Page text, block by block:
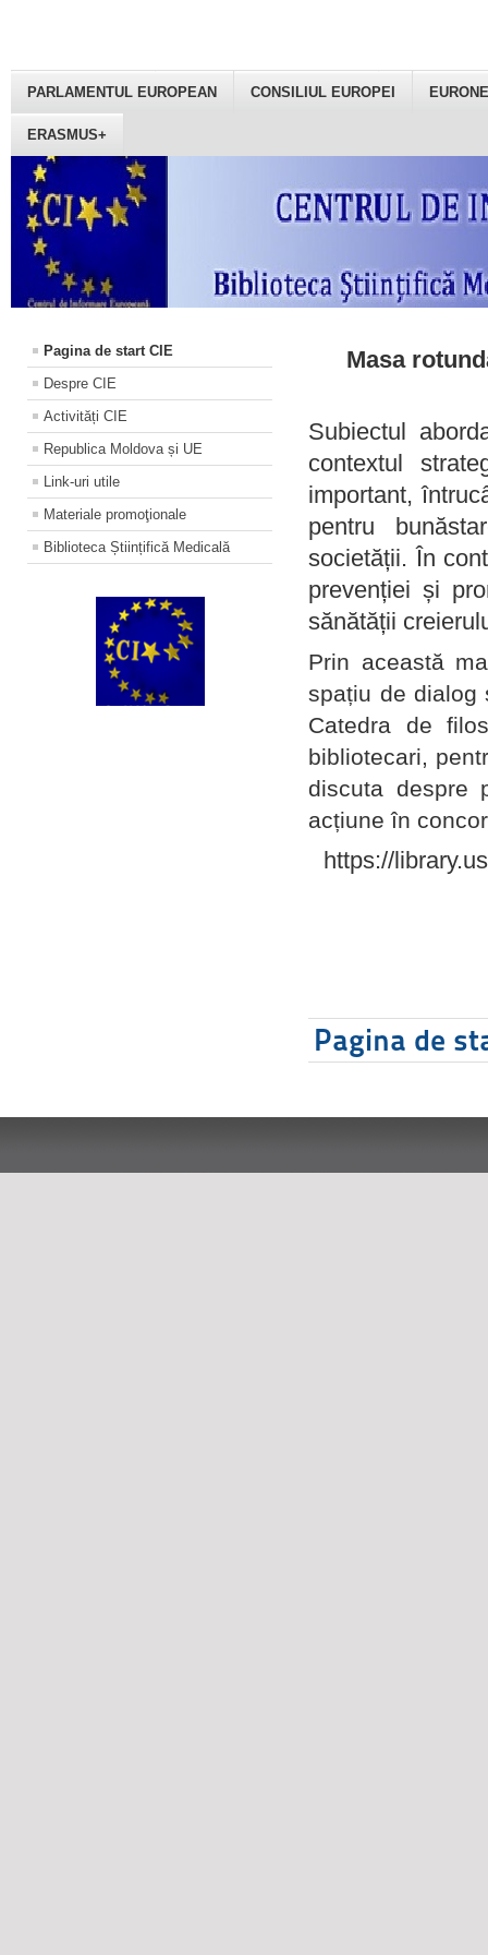
PARLAMENTUL EUROPEAN CONSILIUL EUROPEI
ERASMUS+
Pagina de start CIE
Despre CIE
Activități CIE
Republica Moldova și UE
Link-uri utile
Materiale promoţionale
Biblioteca Științifică Medicală
Masa
Subiectul
contextul
important,
pentru
societății. În
prevenției și
sănătății
Prin această
spațiu de dialog
Catedra de
bibliotecari,
discuta despre
acțiune în
https://
Pagina de